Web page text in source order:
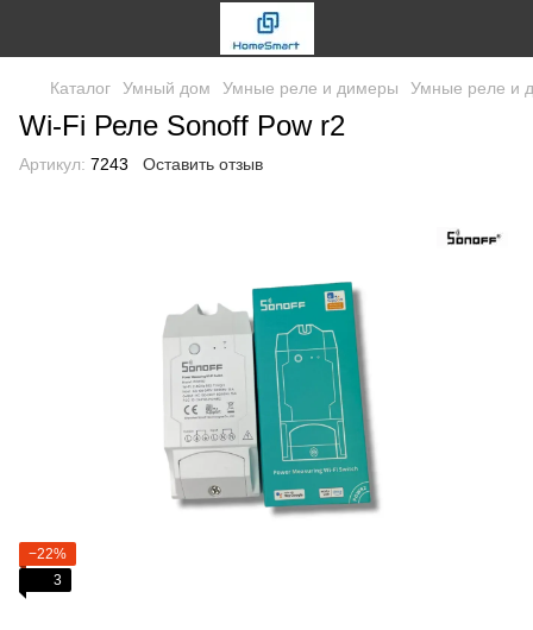
Каталог Умный дом Умные реле и димеры Умные реле и
Wi-Fi Реле Sonoff Pow r2
Артикул: 7243 Оставить отзыв
−22%
3